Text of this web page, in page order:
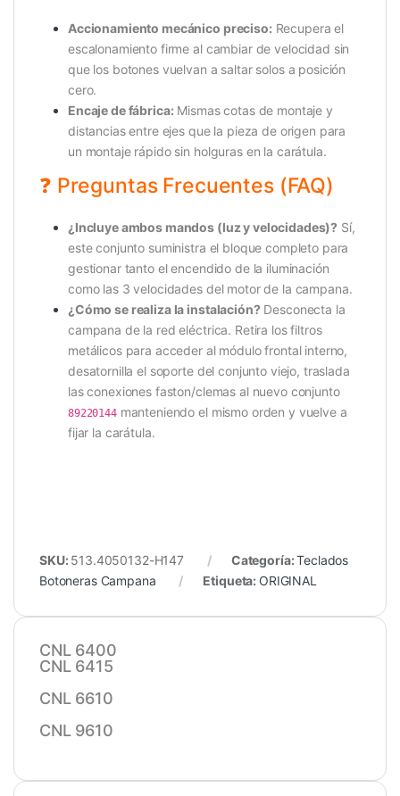
Accionamiento mecánico preciso: Recupera el
escalonamiento firme al cambiar de velocidad sin
que los botones vuelvan a saltar solos a posición
cero.
Encaje de fábrica: Mismas cotas de montaje y
distancias entre ejes que la pieza de origen para
un montaje rápido sin holguras en la carátula.
❓ Preguntas Frecuentes (FAQ)
¿Incluye ambos mandos (luz y velocidades)? Sí,
este conjunto suministra el bloque completo para
gestionar tanto el encendido de la iluminación
como las 3 velocidades del motor de la campana.
¿Cómo se realiza la instalación? Desconecta la
campana de la red eléctrica. Retira los filtros
metálicos para acceder al módulo frontal interno,
desatornilla el soporte del conjunto viejo, traslada
las conexiones faston/clemas al nuevo conjunto
89220144manteniendo el mismo orden y vuelve a
fijar la carátula.
SKU: 513.4050132-H147 Categoría:Teclados
Botoneras Campana
Etiqueta: ORIGINAL
CNL 6400
CNL 6415
CNL 6610
CNL 9610